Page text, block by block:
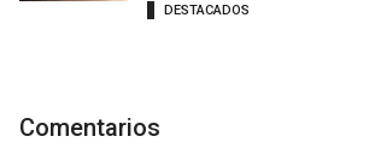
DESTACADOS
Comentarios